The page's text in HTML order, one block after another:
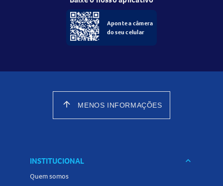
Aponte a câmera
do seu celular
arrow_upward MENOS INFORMAÇÕES
INSTITUCIONAL keyboard_arrow_down
Quem somos